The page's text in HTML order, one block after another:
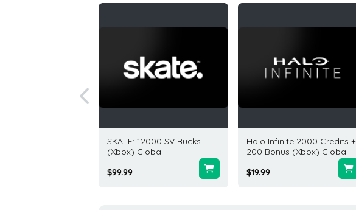
SKATE: 12000 SV Bucks
(Xbox) Global
$99.99
Halo Infinite 2000 Credits +
200 Bonus (Xbox) Global
$19.99